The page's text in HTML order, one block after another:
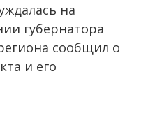
на
губернатора
сообщил о
и его